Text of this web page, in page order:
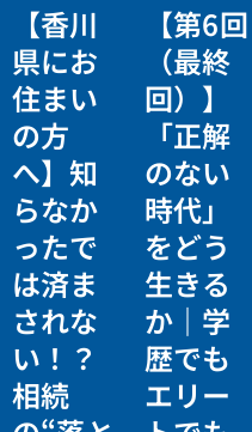
【香川
県にお
住まい
の方
へ】知
らなか
ったで
は済ま
されな
い！？
相続
【第6回
（最終
回）】
「正解
のない
時代」
をどう
生きる
か｜学
歴でも
エリー